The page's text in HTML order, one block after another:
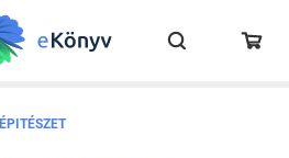
ÉPITÉSZET